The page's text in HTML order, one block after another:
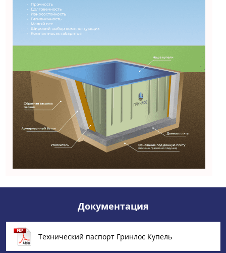
Документация
Технический паспорт Гринлос Купель